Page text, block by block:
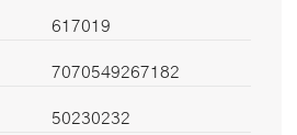
617019
7070549267182
50230232